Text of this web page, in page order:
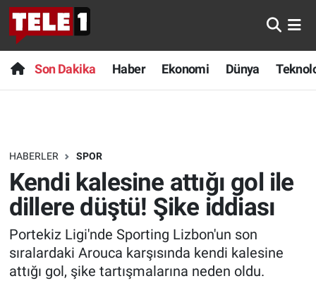
Son Dakika Haber Ekonomi Dünya
HABERLER SPOR
Kendi kalesine attığı gol ile
dillere düştü! Şike iddiası
Portekiz Ligi'nde Sporting Lizbon'un son
sıralardaki Arouca karşısında kendi kalesine
attığı gol, şike tartışmalarına neden oldu.
Anında Manşet
Başka Sohbetler
Bilim turu
Bilim ve Teknoloji Evreni
Doğa Konuşuyor
Dünya
Son Dakika
Haber
Dünya
Teknoloji
Sağlık
Spor
Nöbetçi Eczaneler
Hava Durumu
Trafik Durumu
Süper Lig Puan Durumu ve Fikstür
Tüm Manşetler
Son Dakika Haberleri